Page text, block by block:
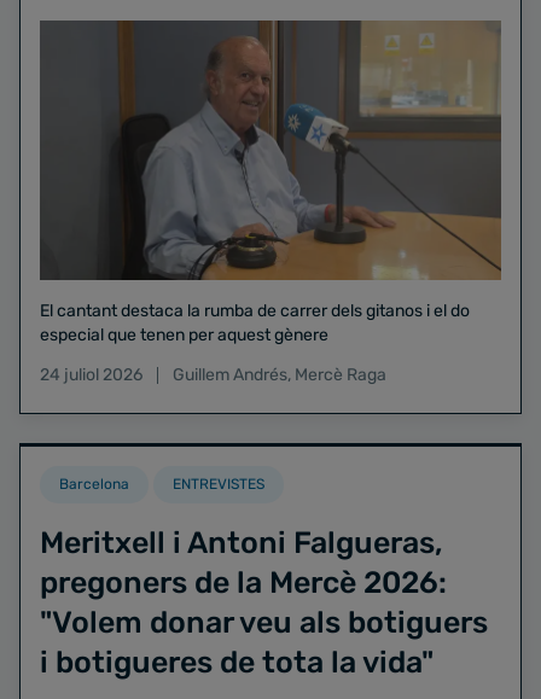
El cantant destaca la rumba de carrer dels gitanos i el do
especial que tenen per aquest gènere
24 juliol 2026
Guillem Andrés, Mercè Raga
Barcelona ENTREVISTES
Meritxell i Antoni Falgueras,
pregoners de la Mercè 2026:
"Volem donar veu als botiguers
i botigueres de tota la vida"